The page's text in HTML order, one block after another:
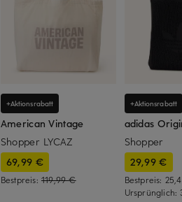
+Aktionsrabatt
American Vintage
Shopper LYCAZ
69,99 €
Bestpreis: 119,99 €
+Aktionsrabatt
adidas
Shopper
29,99 €
Bestpreis:
Ursprünglich: